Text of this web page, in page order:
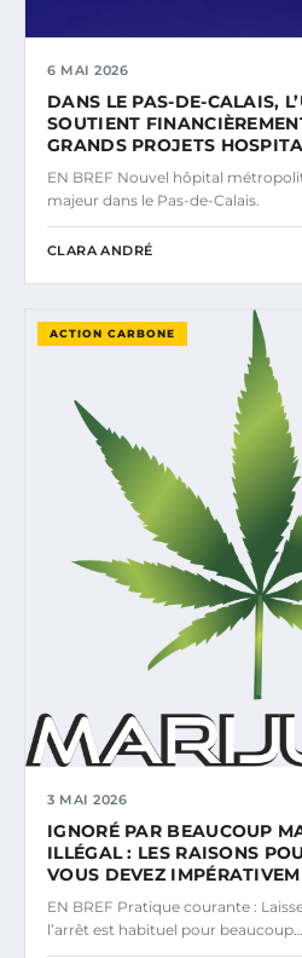
6 MAI 2026
DANS LE PAS-DE-CALAIS,
SOUTIENT
GRANDS PROJETS
EN BREF Nouvel hôpital
majeur dans le Pas-de-Calais.
CLARA ANDRÉ
ACTION CARBONE
3 MAI 2026
IGNORÉ PAR BEAUCOUP
ILLÉGAL : LES RAISONS
VOUS DEVEZ
EN BREF Pratique courante :
l’arrêt est habituel pour beaucoup…